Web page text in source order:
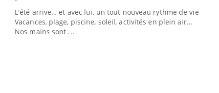
L'été arrive… et avec lui, un tout nouveau rythme de vie !
Vacances, plage, piscine, soleil, activités en plein air…
Nos mains sont ...